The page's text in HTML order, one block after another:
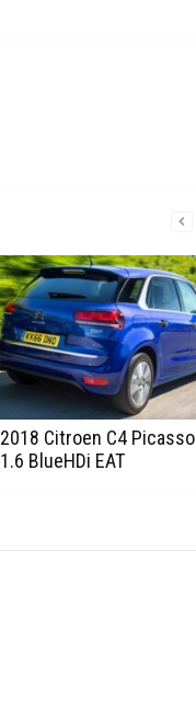
2018 Citroen C4 Picasso
1.6 BlueHDi EAT